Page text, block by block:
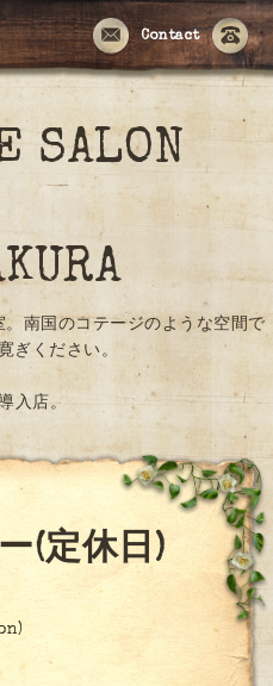
Contact
SALON
南国のコテージのような空間で
ぎください。
入店。
(定休日)